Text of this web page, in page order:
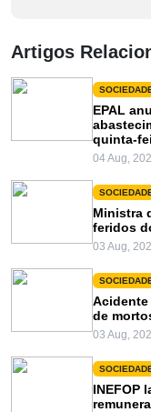
Artigos
EPAL
quinta-
04 Aug,
Ministra
feridos
03 Aug,
Acidente
de
03 Aug,
INEFOP